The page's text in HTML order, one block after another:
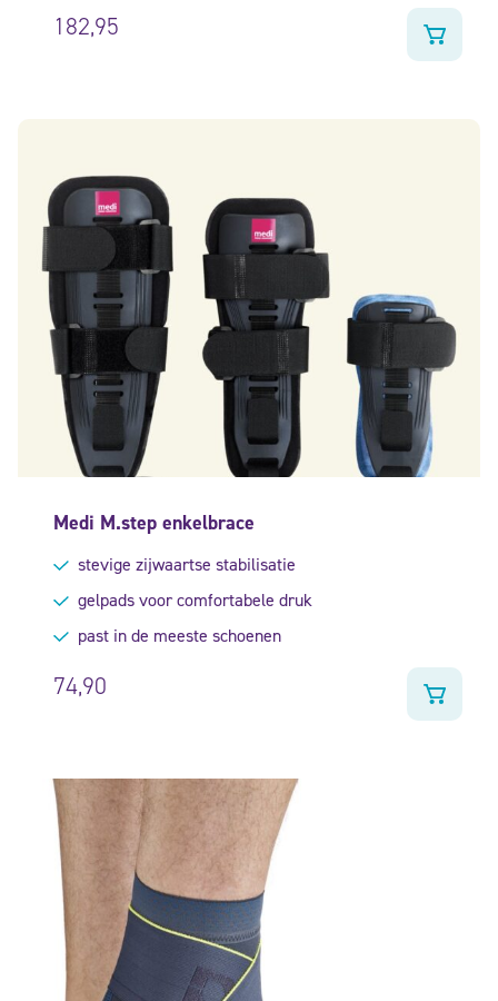
182,95
Medi M.step enkelbrace
stevige zijwaartse stabilisatie
gelpads voor comfortabele druk
past in de meeste schoenen
74,90